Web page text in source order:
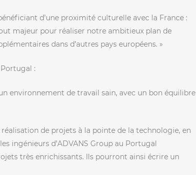
d’une proximité culturelle avec la France :
majeur pour réaliser notre ambitieux plan de
dans d’autres pays européens. »
:
environnement de travail sain, avec un bon équilibre
de projets à la pointe de la technologie, en
ingénieurs d’ADVANS Group au Portugal
très enrichissants. Ils pourront ainsi écrire un